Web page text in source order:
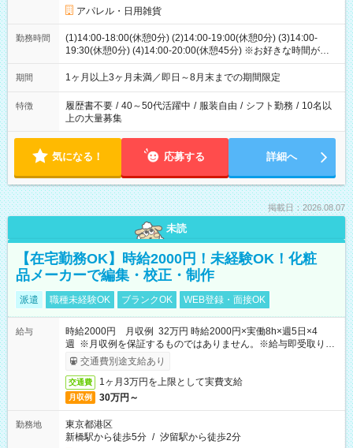
アパレル・日用雑貨
勤務時間
(1)14:00-18:00(休憩0分) (2)14:00-19:00(休憩0分) (3)14:00-
19:30(休憩0分) (4)14:00-20:00(休憩45分) ※お好きな時間が選べ
ます
期間 1ヶ月以上3ヶ月未満／即日～8月末までの期間限定
特徴 履歴書不要 / 40～50代活躍中 / 服装自由 / シフト勤務 / 10名以
上の大量募集
気になる！ 応募する 詳細へ
掲載日：2026.08.07
未読
【在宅勤務OK】時給2000円！未経験OK！化粧
品メーカーで編集・校正・制作
派遣 職種未経験OK ブランクOK WEB登録・面接OK
給与
時給2000円 月収例 32万円 時給2000円×実働8h×週5日×4
週 ※月収例を保証するものではありません。※給与即受取りサ
ービス利用可（利用条件有）
交通費別途支給あり
交通費 1ヶ月3万円を上限として実費支給
月収例 30万円～
勤務地
東京都港区
新橋駅から徒歩5分 / 汐留駅から徒歩2分